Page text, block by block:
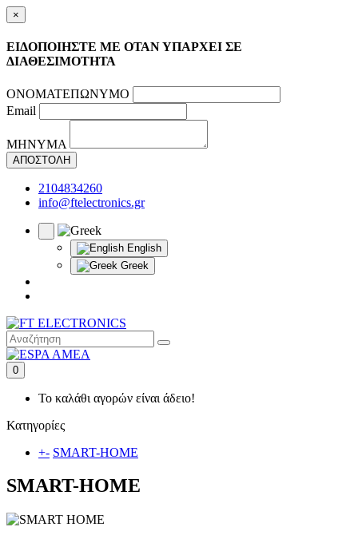
×
ΕΙΔΟΠΟΙΗΣΤΕ ΜΕ ΟΤΑΝ ΥΠΑΡΧΕΙ ΣΕ
ΔΙΑΘΕΣΙΜΟΤΗΤΑ
ΟΝΟΜΑΤΕΠΩΝΥΜΟ
Email
ΜΗΝΥΜΑ
ΑΠΟΣΤΟΛΗ
2104834260
info@ftelectronics.gr
English
Greek
0
Το καλάθι αγορών είναι άδειο!
Κατηγορίες
+- SMART-HOME
SMART-HOME